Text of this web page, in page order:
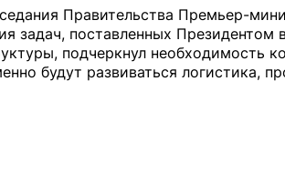
Правительства Премьер-
задач, поставленных Президентом
подчеркнул необходимость
будут развиваться логистика,